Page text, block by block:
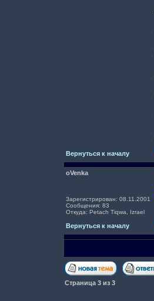
Вернуться к началу
oVenka
Зарегистрирован: 08.11.2001
Сообщения: 83
Откуда: Petach Tiqwa, Izrael
Вернуться к началу
Страница 3 из 3